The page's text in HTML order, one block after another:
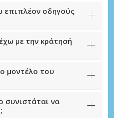
οδηγούς
με την κράτησή
μοντέλο του
συνιστάται να